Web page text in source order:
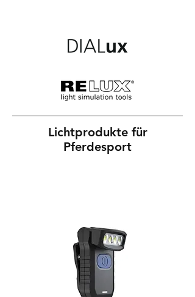
Lichtprodukte für
Pferdesport